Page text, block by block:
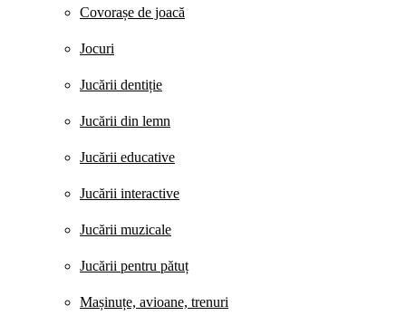
Covorașe de joacă
Jocuri
Jucării dentiție
Jucării din lemn
Jucării educative
Jucării interactive
Jucării muzicale
Jucării pentru pătuț
Mașinuțe, avioane, trenuri